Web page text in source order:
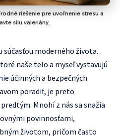
riešenie pre uvoľnenie stresu a
silu valeriány.
moderného života.
naše telo a myseľ vystavujú
účinných a bezpečných
poradiť, je preto
Mnohí z nás sa snažia
povinnosťami,
životom, pričom často